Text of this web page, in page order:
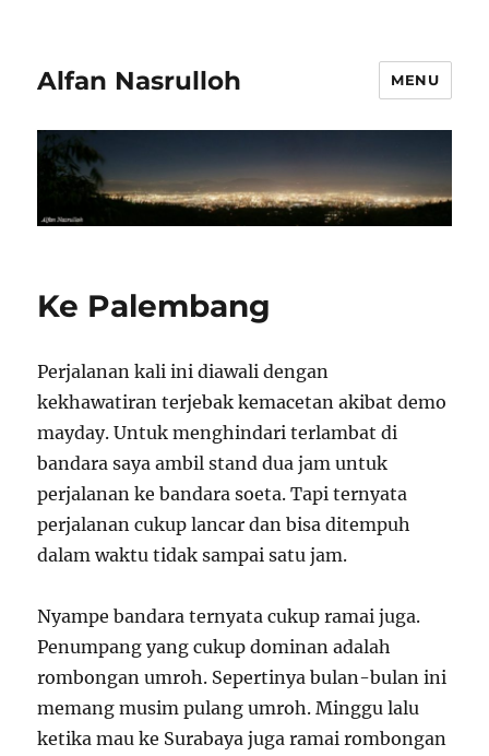
Alfan Nasrulloh MENU
Ke Palembang
Perjalanan kali ini diawali dengan
kekhawatiran terjebak kemacetan akibat demo
mayday. Untuk menghindari terlambat di
bandara saya ambil stand dua jam untuk
perjalanan ke bandara soeta. Tapi ternyata
perjalanan cukup lancar dan bisa ditempuh
dalam waktu tidak sampai satu jam.
Nyampe bandara ternyata cukup ramai juga.
Penumpang yang cukup dominan adalah
rombongan umroh. Sepertinya bulan-bulan ini
memang musim pulang umroh. Minggu lalu
ketika mau ke Surabaya juga ramai rombongan